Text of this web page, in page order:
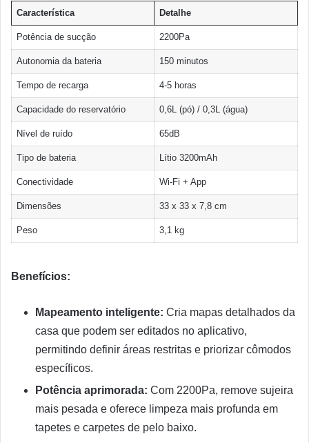
Característica Detalhe
Potência de sucção 2200Pa
Autonomia da bateria 150 minutos
Tempo de recarga 4-5 horas
Capacidade do reservatório 0,6L (pó) / 0,3L (água)
Nível de ruído 65dB
Tipo de bateria Lítio 3200mAh
Conectividade Wi-Fi + App
Dimensões 33 x 33 x 7,8 cm
Peso 3,1 kg
Benefícios:
Mapeamento inteligente: Cria mapas detalhados da
casa que podem ser editados no aplicativo,
permitindo definir áreas restritas e priorizar cômodos
específicos.
Potência aprimorada: Com 2200Pa, remove sujeira
mais pesada e oferece limpeza mais profunda em
tapetes e carpetes de pelo baixo.